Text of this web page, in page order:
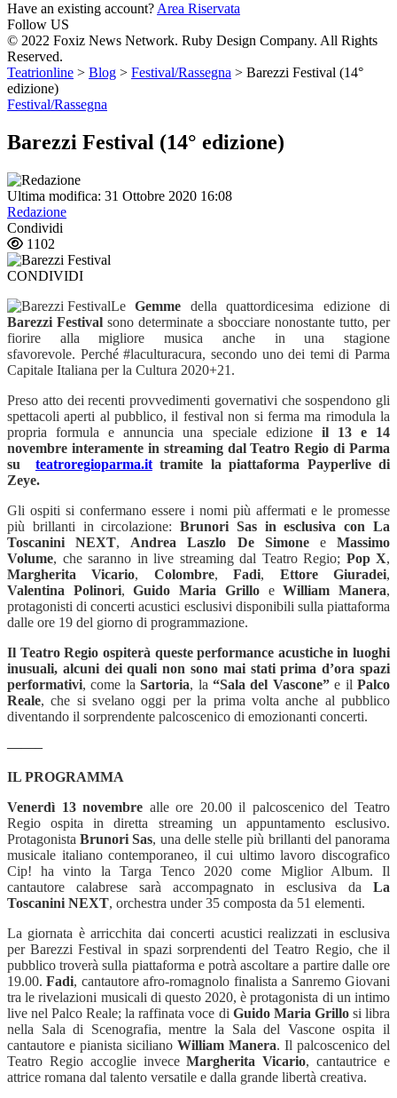
Have an existing account? Area Riservata
Follow US
© 2022 Foxiz News Network. Ruby Design Company. All Rights
Reserved.
Teatrionline > Blog > Festival/Rassegna > Barezzi Festival (14°
edizione)
Festival/Rassegna
Barezzi Festival (14° edizione)
Ultima modifica: 31 Ottobre 2020 16:08
Redazione
Condividi
1102
CONDIVIDI
LeGemme della quattordicesima edizione di
Barezzi Festival sono determinate a sbocciare nonostante tutto, per
fiorire alla migliore musica anche in una stagione
sfavorevole. Perché #laculturacura, secondo uno dei temi di Parma
Capitale Italiana per la Cultura 2020+21.
Preso atto dei recenti provvedimenti governativi che sospendono gli
spettacoli aperti al pubblico, il festival non si ferma ma rimodula la
propria formula e annuncia una speciale edizione il 13 e 14
novembre interamente in streaming dal Teatro Regio di Parma
su teatroregioparma.ittramite la piattaforma Payperlive di
Zeye.
Gli ospiti si confermano essere i nomi più affermati e le promesse
più brillanti in circolazione:Brunori Sas in esclusiva con La
Toscanini NEXT, Andrea Laszlo De SimoneeMassimo
Volume, che saranno in live streaming dal Teatro Regio; Pop X,
Margherita Vicario, Colombre,Fadi, Ettore Giuradei,
Valentina Polinori,Guido Maria GrilloeWilliam Manera,
protagonisti di concerti acustici esclusivi disponibili sulla piattaforma
dalle ore 19 del giorno di programmazione.
Il Teatro Regio ospiterà queste performance acustiche in luoghi
inusuali, alcuni dei quali non sono mai stati prima d’ora spazi
performativi, come laSartoria, la“Sala del Vascone”e ilPalco
Reale, che si svelano oggi per la prima volta anche al pubblico
diventando il sorprendente palcoscenico di emozionanti concerti.
——–
IL PROGRAMMA
Venerdì 13 novembre alle ore 20.00 il palcoscenico del Teatro
Regio ospita in diretta streaming un appuntamento esclusivo.
ProtagonistaBrunori Sas, una delle stelle più brillanti del panorama
musicale italiano contemporaneo, il cui ultimo lavoro discografico
Cip! ha vinto la Targa Tenco 2020 come Miglior Album. Il
cantautore calabrese sarà accompagnato in esclusiva da La
Toscanini NEXT, orchestra under 35 composta da 51 elementi.
La giornata è arricchita dai concerti acustici realizzati in esclusiva
per Barezzi Festival in spazi sorprendenti del Teatro Regio, che il
pubblico troverà sulla piattaforma e potrà ascoltare a partire dalle ore
19.00.Fadi, cantautore afro-romagnolo finalista a Sanremo Giovani
tra le rivelazioni musicali di questo 2020, è protagonista di un intimo
live nel Palco Reale; la raffinata voce di Guido Maria Grillosi libra
nella Sala di Scenografia, mentre la Sala del Vascone ospita il
cantautore e pianista siciliano William Manera. Il palcoscenico del
Teatro Regio accoglie inveceMargherita Vicario, cantautrice e
attrice romana dal talento versatile e dalla grande libertà creativa.